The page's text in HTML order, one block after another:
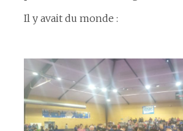
Il y avait du monde :